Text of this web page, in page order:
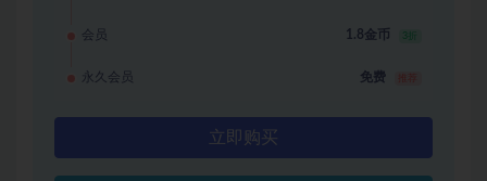
会员 1.8金币 3折
永久会员 免费
立即购买